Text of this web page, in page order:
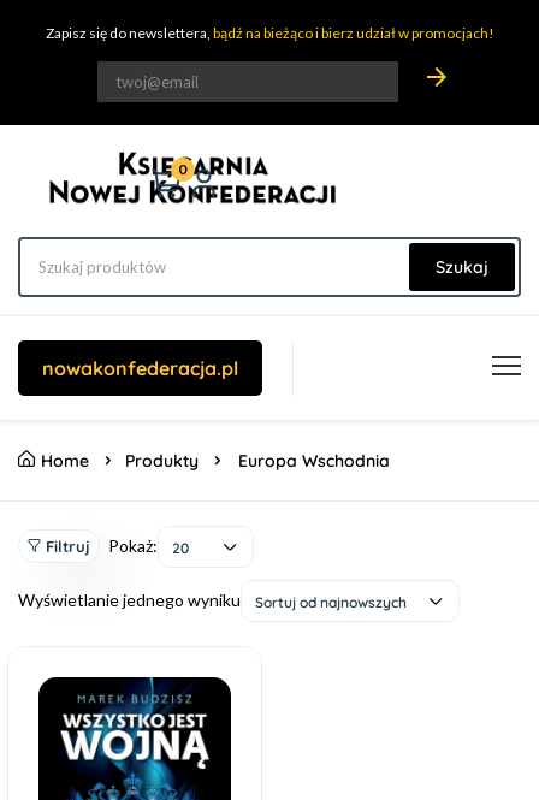
Zapisz się do newslettera, bądź na bieżąco i bierz udział w promocjach!
arrow_forward
0
Szukaj
nowakonfederacja.pl
Home Produkty Europa Wschodnia
Filtruj Pokaż: 20
Wyświetlanie jednego wyniku Sortuj od najnowszych